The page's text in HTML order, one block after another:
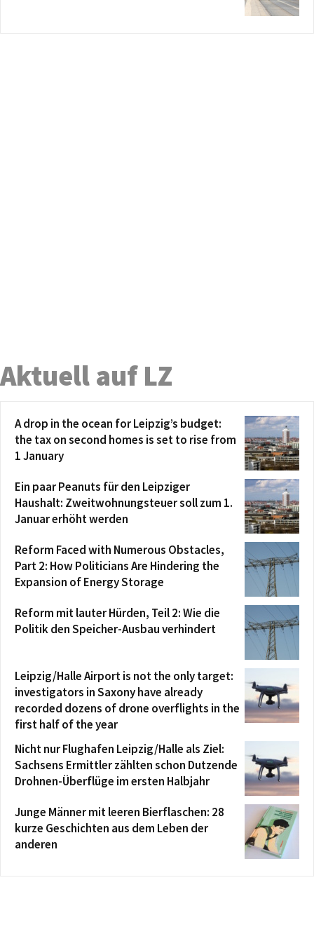
Aktuell auf LZ
A drop in the ocean for Leipzig’s budget:
the tax on second homes is set to rise from
1 January
Ein paar Peanuts für den Leipziger
Haushalt: Zweitwohnungsteuer soll zum 1.
Januar erhöht werden
Reform Faced with Numerous Obstacles,
Part 2: How Politicians Are Hindering the
Expansion of Energy Storage
Reform mit lauter Hürden, Teil 2: Wie die
Politik den Speicher-Ausbau verhindert
Leipzig/Halle Airport is not the only target:
investigators in Saxony have already
recorded dozens of drone overflights in the
first half of the year
Nicht nur Flughafen Leipzig/Halle als Ziel:
Sachsens Ermittler zählten schon Dutzende
Drohnen-Überflüge im ersten Halbjahr
Junge Männer mit leeren Bierflaschen: 28
kurze Geschichten aus dem Leben der
anderen